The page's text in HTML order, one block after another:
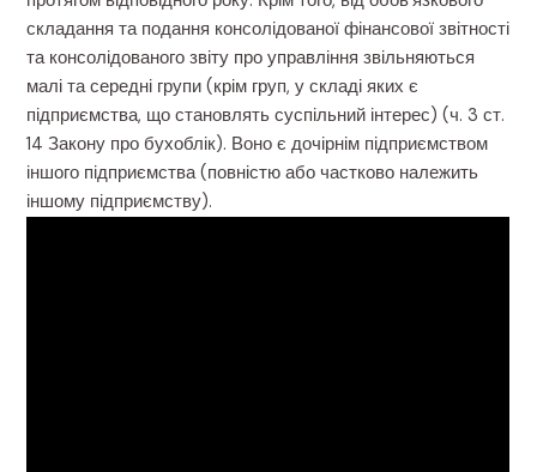
складання та подання консолідованої фінансової звітності
та консолідованого звіту про управління звільняються
малі та середні групи (крім груп, у складі яких є
підприємства, що становлять суспільний інтерес) (ч. 3 ст.
14 Закону про бухоблік). Воно є дочірнім підприємством
іншого підприємства (повністю або частково належить
іншому підприємству).